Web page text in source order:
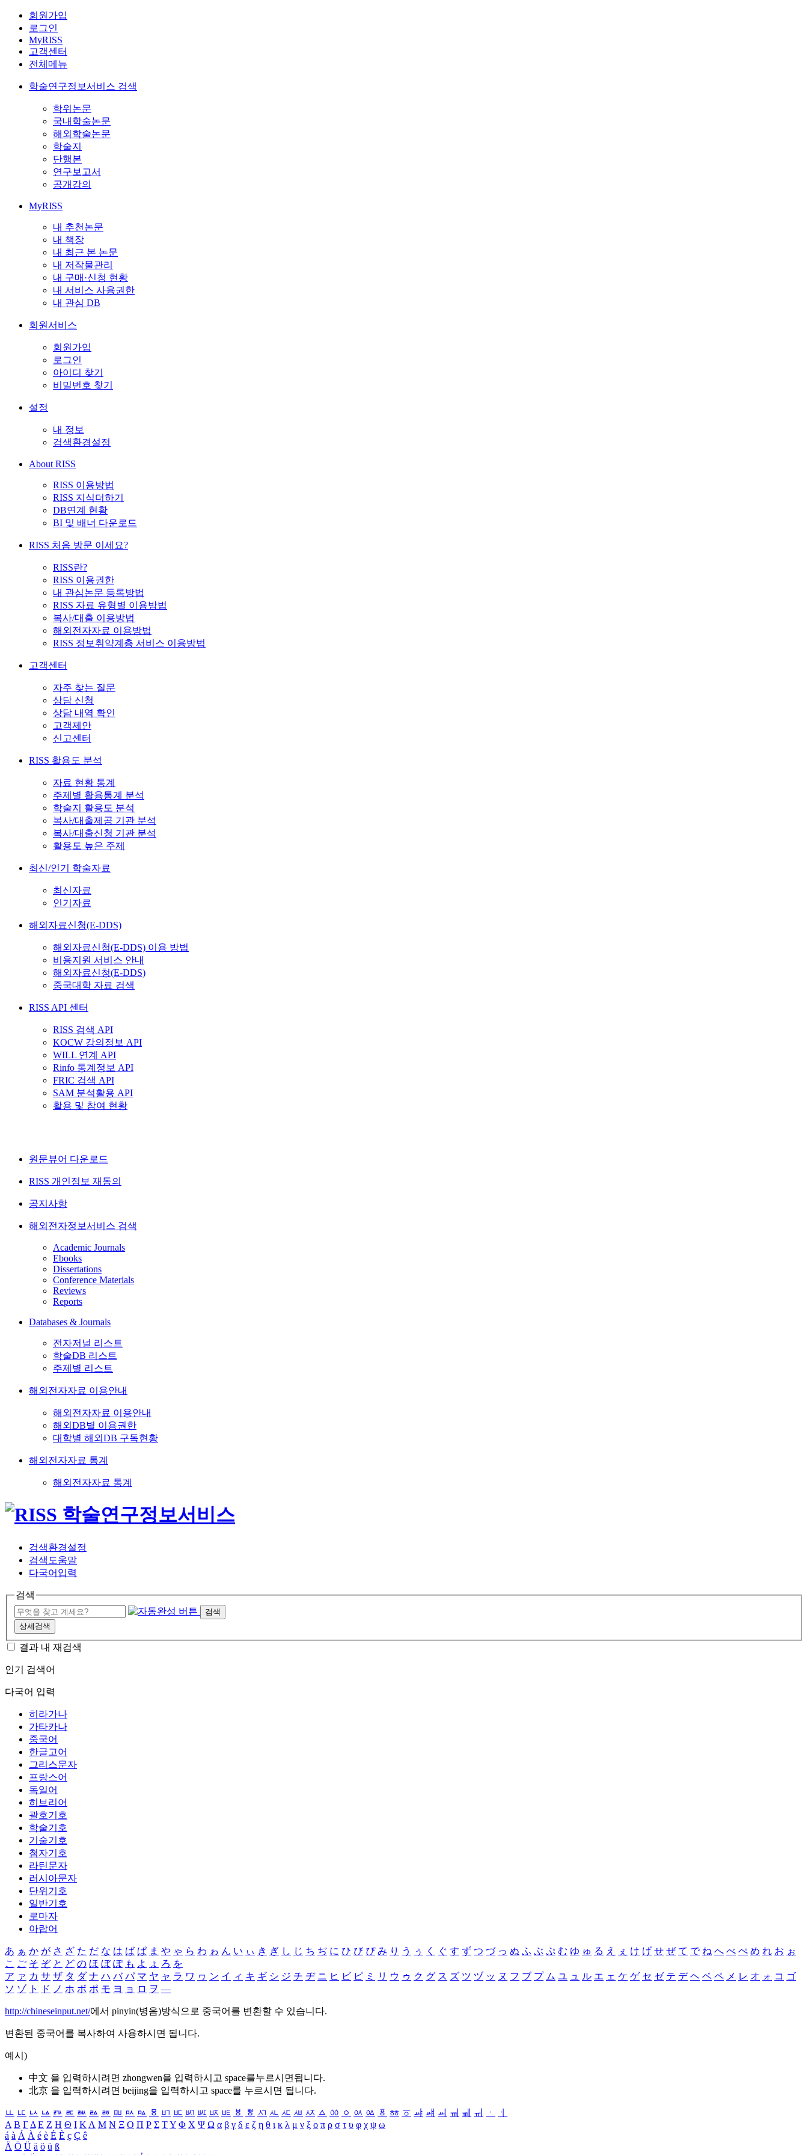
회원가입
로그인
MyRISS
고객센터
전체메뉴
학술연구정보서비스 검색
학위논문
국내학술논문
해외학술논문
학술지
단행본
연구보고서
공개강의
MyRISS
내 추천논문
내 책장
내 최근 본 논문
내 저작물관리
내 구매·신청 현황
내 서비스 사용권한
내 관심 DB
회원서비스
회원가입
로그인
아이디 찾기
비밀번호 찾기
설정
내 정보
검색환경설정
About RISS
RISS 이용방법
RISS 지식더하기
DB연계 현황
BI 및 배너 다운로드
RISS 처음 방문 이세요?
RISS란?
RISS 이용권한
내 관심논문 등록방법
RISS 자료 유형별 이용방법
복사/대출 이용방법
해외전자자료 이용방법
RISS 정보취약계층 서비스 이용방법
고객센터
자주 찾는 질문
상담 신청
상담 내역 확인
고객제안
신고센터
RISS 활용도 분석
자료 현황 통계
주제별 활용통계 분석
학술지 활용도 분석
복사/대출제공 기관 분석
복사/대출신청 기관 분석
활용도 높은 주제
최신/인기 학술자료
최신자료
인기자료
해외자료신청(E-DDS)
해외자료신청(E-DDS) 이용 방법
비용지원 서비스 안내
해외자료신청(E-DDS)
중국대학 자료 검색
RISS API 센터
RISS 검색 API
KOCW 강의정보 API
WILL 연계 API
Rinfo 통계정보 API
FRIC 검색 API
SAM 분석활용 API
활용 및 참여 현황
원문뷰어 다운로드
RISS 개인정보 재동의
공지사항
해외전자정보서비스 검색
Academic Journals
Ebooks
Dissertations
Conference Materials
Reviews
Reports
Databases & Journals
전자저널 리스트
학술DB 리스트
주제별 리스트
해외전자자료 이용안내
해외전자자료 이용안내
해외DB별 이용권한
대학별 해외DB 구독현황
해외전자자료 통계
해외전자자료 통계
검색환경설정
검색도움말
다국어입력
검색
검색
상세검색
결과 내 재검색
인기 검색어
다국어 입력
히라가나
가타카나
중국어
한글고어
그리스문자
프랑스어
독일어
히브리어
괄호기호
학술기호
기술기호
첨자기호
라틴문자
러시아문자
단위기호
일반기호
로마자
아랍어
あ ぁ か が さ ざ た だ な は ば ぱ ま や ゃ ら わ ゎ ん い ぃ き ぎ し じ ち ぢ に ひ び ぴ み り う ぅ く ぐ す ず つ づ っ ぬ ふ ぶ ぷ む ゆ ゅ る え ぇ け げ せ ぜ て で ね へ べ ぺ め れ お ぉ
こ ご そ ぞ と ど の ほ ぼ ぽ も よ ょ ろ を
ア ァ カ サ ザ タ ダ ナ ハ バ パ マ ヤ ャ ラ ワ ヮ ン イ ィ キ ギ シ ジ チ ヂ ニ ヒ ビ ピ ミ リ ウ ゥ ク グ ス ズ ツ ヅ ッ ヌ フ ブ プ ム ユ ュ ル エ ェ ケ ゲ セ ゼ テ デ ヘ ベ ペ メ レ オ ォ コ ゴ
ソ ゾ ト ド ノ ホ ボ ポ モ ヨ ョ ロ ヲ ―
http://chineseinput.net/에서 pinyin(병음)방식으로 중국어를 변환할 수 있습니다.
변환된 중국어를 복사하여 사용하시면 됩니다.
예시)
中文 을 입력하시려면 zhongwen을 입력하시고 space를누르시면됩니다.
北京 을 입력하시려면 beijing을 입력하시고 space를 누르시면 됩니다.
ㅥ ㅦ ㅧ ㅨ ㅩ ㅪ ㅫ ㅬ ㅭ ㅮ ㅯ ㅰ ㅱ ㅲ ㅳ ㅴ ㅵ ㅶ ㅷ ㅸ ㅹ ㅺ ㅻ ㅼ ㅽ ㅾ ㅿ ㆀ ㆁ ㆂ ㆃ ㆄ ㆅ ㆆ ㆇ ㆈ ㆉ ㆊ ㆋ ㆌ ㆍ
ㆎ
Α Β ΓΔ Ε Ζ Η Θ Ι ΚΛ Μ Ν Ξ Ο Π Ρ Σ ΤΥ Φ Χ Ψ Ω α β γ δ ε ζ η θ ι κ λ μ ν ξ ο π ρ σ τ υ φ χ ψ ω
á à Á À é è É È ç Ç ê
Ä Ö Ü ä ö ü ß